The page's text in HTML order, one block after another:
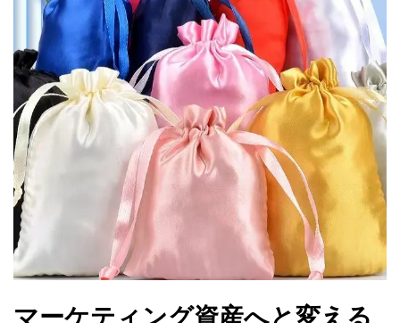
マーケティング資産へと変える